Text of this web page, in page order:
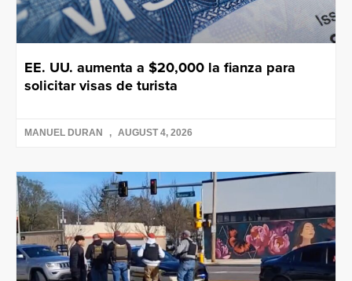
EE. UU. aumenta a $20,000 la fianza para
solicitar visas de turista
MANUEL DURAN AUGUST 4, 2026